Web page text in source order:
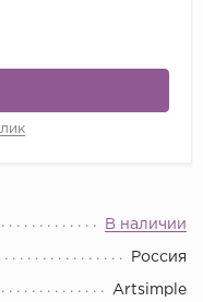
В наличии
Россия
Artsimple